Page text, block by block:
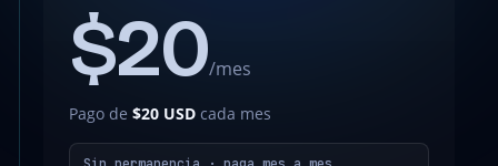
$20/mes
Pago de $20 USDcada mes